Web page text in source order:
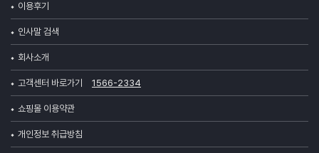
이용후기
인사말 검색
회사소개
고객센터 바로가기 1566-2334
쇼핑몰 이용약관
개인정보 취급방침